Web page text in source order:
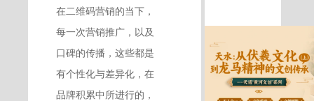
在二维码营销的当下，
每一次营销推广，以及
口碑的传播，这些都是
有个性化与差异化，在
品牌积累中所进行的，